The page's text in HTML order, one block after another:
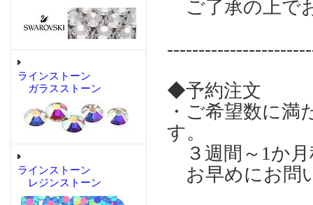
ラインストーン
ガラスストーン
ラインストーン
レジンストーン
ご了承の上で
◆予約注文
・ご希望数に
す。
３週間～1か月
お早めにお問